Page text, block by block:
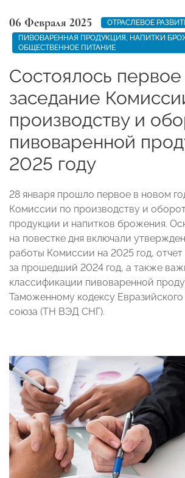
06 Февраля 2025
ОТРАСЛЕВОЕ
ПИВОВАРЕННАЯ ПРОДУКЦИЯ, НАПИТКИ
ОБЩЕСТВЕННОЕ ПИТАНИЕ
Состоялось первое
заседание
производству и
пивоваренной
2025 году
28 января прошло первое в новом
Комиссии по производству и
продукции и напитков брожения.
на повестке дня включали
работы Комиссии на 2025 год, отчет
за прошедший 2024 год, а также
классификации пивоваренной
Таможенному кодексу
союза (ТН ВЭД СНГ).